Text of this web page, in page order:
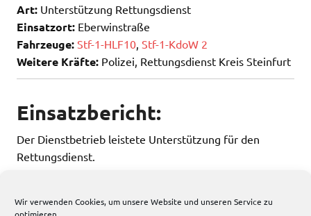
Wir verwenden Cookies, um unsere Website und unseren Service zu
Art: Unterstützung Rettungsdienst
Einsatzort: Eberwinstraße
Fahrzeuge: Stf-1-HLF10 Stf-1-KdoW 2
Weitere Kräfte: Polizei, Rettungsdienst Kreis Steinfurt
Einsatzbericht:
Der Dienstbetrieb leistete Unterstützung für den
Rettungsdienst.